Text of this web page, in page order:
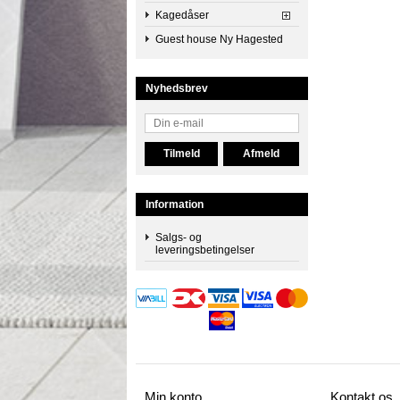
Kagedåser
Guest house Ny Hagested
Nyhedsbrev
Information
Salgs- og
leveringsbetingelser
Min konto Kontakt os